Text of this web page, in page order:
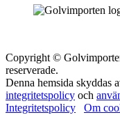
Copyright ©
reserverade.
Denna hemsida skyddas
integritetspolicy och
Integritetspolicy
Om